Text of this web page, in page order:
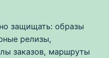
защищать: образы
релизы,
заказов, маршруты